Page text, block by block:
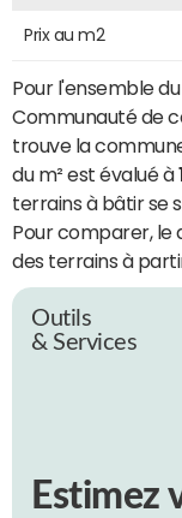
Prix au m2
Pour l'ensemble
Communauté de
trouve la
du m² est évalué à
terrains à bâtir se
Pour comparer,
des terrains à partir
Outils
& Services
Estimez